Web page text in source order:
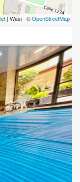
| Wasi - ©OpenStreetMap